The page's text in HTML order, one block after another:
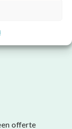
zijn:
offerte